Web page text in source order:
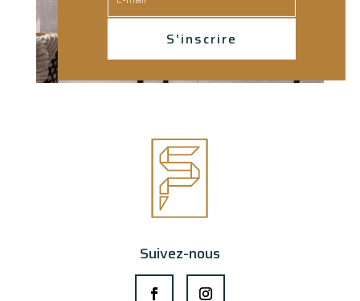
S'inscrire
Suivez-nous